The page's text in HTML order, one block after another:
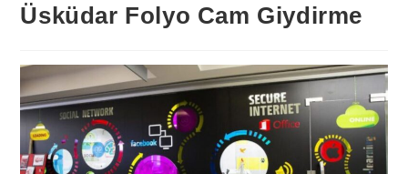
Üsküdar Folyo Cam Giydirme